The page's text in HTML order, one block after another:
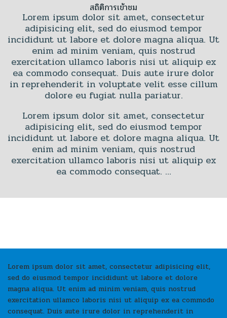
สถิติการเข้าชม
Lorem ipsum dolor sit amet, consectetur
adipisicing elit, sed do eiusmod tempor
incididunt ut labore et dolore magna aliqua. Ut
enim ad minim veniam, quis nostrud
exercitation ullamco laboris nisi ut aliquip ex
ea commodo consequat. Duis aute irure dolor
in reprehenderit in voluptate velit esse cillum
dolore eu fugiat nulla pariatur.
Lorem ipsum dolor sit amet, consectetur
adipisicing elit, sed do eiusmod tempor
incididunt ut labore et dolore magna aliqua. Ut
enim ad minim veniam, quis nostrud
exercitation ullamco laboris nisi ut aliquip ex
ea commodo consequat. …
Lorem ipsum dolor sit amet, consectetur adipisicing elit,
sed do eiusmod tempor incididunt ut labore et dolore
magna aliqua. Ut enim ad minim veniam, quis nostrud
exercitation ullamco laboris nisi ut aliquip ex ea commodo
consequat. Duis aute irure dolor in reprehenderit in